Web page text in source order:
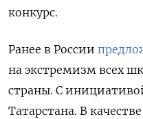
конкурс.
Ранее в России
на экстремизм всех
страны. С
Татарстана. В